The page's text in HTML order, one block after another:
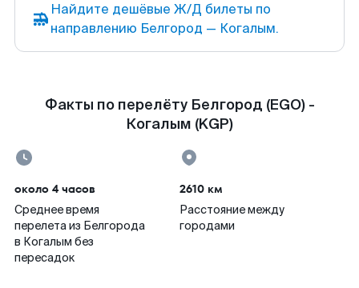
Найдите дешёвые Ж/Д билеты по
направлению Белгород — Когалым.
Факты по перелёту Белгород (EGO) -
Когалым (KGP)
около 4 часов
Среднее время
перелета из Белгорода
в Когалым без
пересадок
2610 км
Расстояние между
городами